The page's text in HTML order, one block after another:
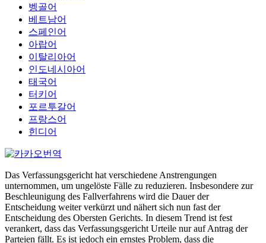
벵골어
베트남어
스페인어
아랍어
이탈리아어
인도네시아어
태국어
터키어
포르투갈어
프랑스어
힌디어
Das Verfassungsgericht hat verschiedene Anstrengungen
unternommen, um ungelöste Fälle zu reduzieren. Insbesondere zur
Beschleunigung des Fallverfahrens wird die Dauer der
Entscheidung weiter verkürzt und nähert sich nun fast der
Entscheidung des Obersten Gerichts. In diesem Trend ist fest
verankert, dass das Verfassungsgericht Urteile nur auf Antrag der
Parteien fällt. Es ist jedoch ein ernstes Problem, dass die